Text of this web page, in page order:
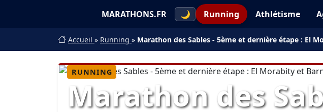
MARATHONS.FR 🌙 Running Athlétisme
Accueil » Running » Marathon des Sables - 5ème et dernière étape : El
RUNNING
Marathon des